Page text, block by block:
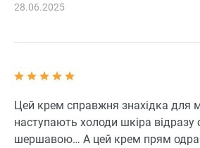
28.06.2025
Цей крем справжня знахідка для
наступають холоди шкіра відразу
шершавою… А цей крем прям